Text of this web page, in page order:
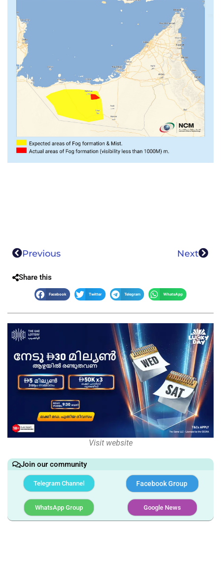
Previous Next
Share this
Facebook Twitter Telegram WhatsApp
Visit website
Join our community
Telegram Channel Facebook Group
WhatsApp Group Google News